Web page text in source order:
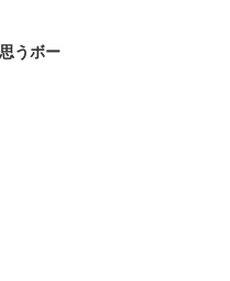
うボー